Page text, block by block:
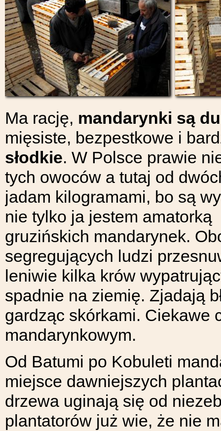
Ma rację, mandarynki są
mięsiste, bezpestkowe i
słodkie. W Polsce prawie
tych owoców a tutaj od
jadam kilogramami, bo są
nie tylko ja jestem amatorką
gruzińskich mandarynek.
segregujących ludzi
leniwie kilka krów
spadnie na ziemię. Zjadają
gardząc skórkami. Ciekawe
mandarynkowym.
Od Batumi po Kobuleti
miejsce dawniejszych
drzewa uginają się od
plantatorów już wie, że nie